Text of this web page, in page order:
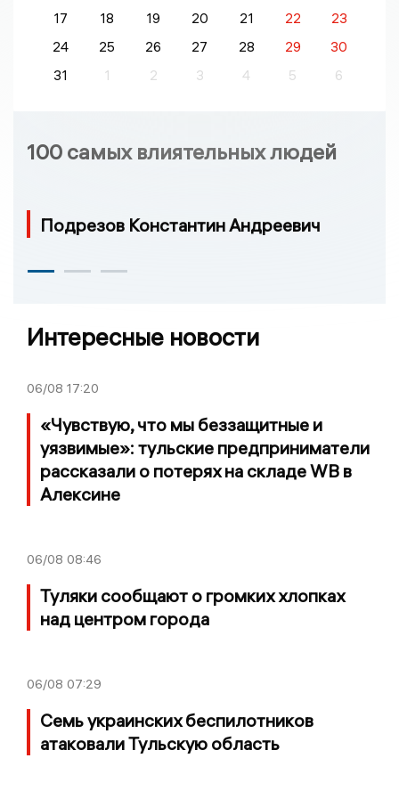
17
18 19 20 21 22
23
24
25 26 27 28 29
30
31
1 2 3 4 5 6
100 самых влиятельных людей
Подрезов Константин Андреевич
Интересные новости
06/08 17:20
«Чувствую, что мы беззащитные и
уязвимые»: тульские предприниматели
рассказали о потерях на складе WB в
Алексине
06/08 08:46
Туляки сообщают о громких хлопках
над центром города
06/08 07:29
Семь украинских беспилотников
атаковали Тульскую область